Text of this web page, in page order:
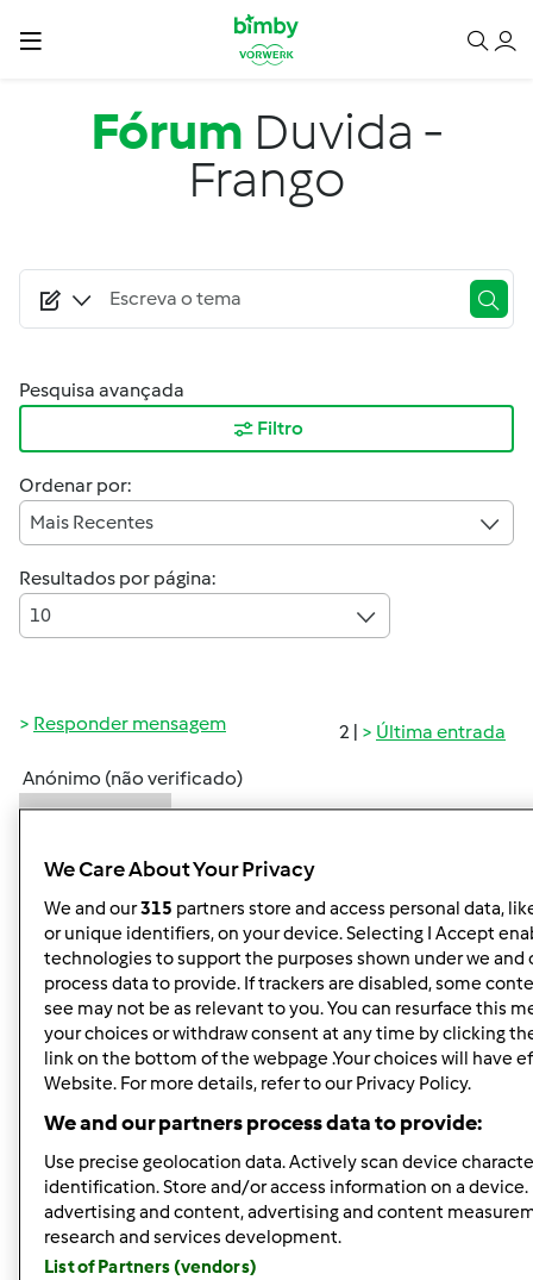
Passar para o conteúdo principal
Fórum Duvida -
Frango
Pesquisa avançada
Filtro
Ordenar por:
Mais Recentes
Resultados por página:
10
2 | Última entrada
Responder mensagem
Anónimo (não verificado)
Qua, 2013-03-06 16:14 #1
Boa tarde, é a primeira vez que vou cozinhar
frango na bimby. Alguém me dá alguma receita por favor
depois levar a assar no forno só de modo a tostar.
Obrigada pela ajuda.
We Care About Your Privacy
We and our315 partners store and access personal data,
or unique identifiers, on your device. Selecting I Accept
technologies to support the purposes shown under we and
process data to provide. If trackers are disabled, some
see may not be as relevant to you. You can resurface this
your choices or withdraw consent at any time by clicking
link on the bottom of the webpage .Your choices will have
Website. For more details, refer to our Privacy Policy.
We and our partners process data to provide:
Use precise geolocation data. Actively scan device
identification. Store and/or access information on a device.
advertising and content, advertising and content
research and services development.
List of Partners (vendors)